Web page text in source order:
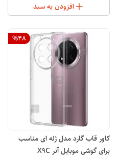
افزودن به سبد
%48
کاور قاب گارد مدل ژله ای مناسب
برای گوشی موبایل آنر X9C